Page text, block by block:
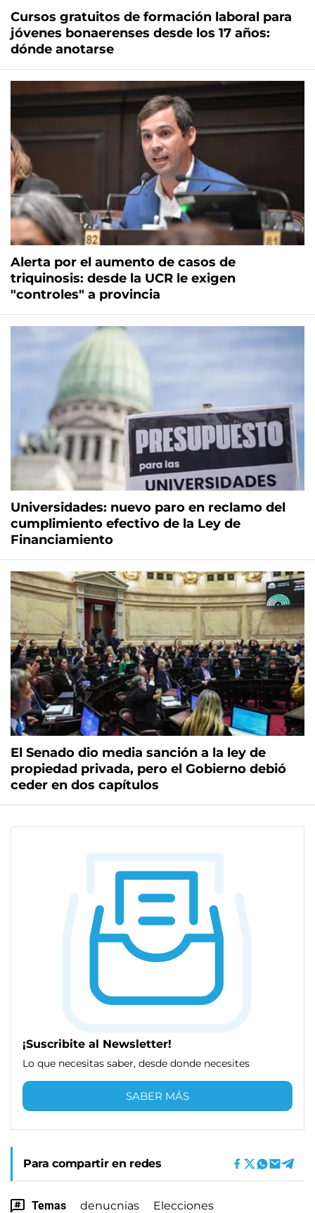
Cursos gratuitos de formación laboral para
jóvenes bonaerenses desde los 17 años:
dónde anotarse
Alerta por el aumento de casos de
triquinosis: desde la UCR le exigen
"controles" a provincia
Universidades: nuevo paro en reclamo del
cumplimiento efectivo de la Ley de
Financiamiento
El Senado dio media sanción a la ley de
propiedad privada, pero el Gobierno debió
ceder en dos capítulos
¡Suscribite al Newsletter!
Lo que necesitas saber, desde donde necesites
SABER MÁS
Para compartir en redes
Temas denucnias Elecciones